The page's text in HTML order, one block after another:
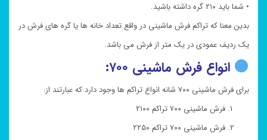
• شما باید ۲۱۰ گره داشته باشید.
بدین معنا که تراکم فرش ماشینی در واقع تعداد خانه ها یا گره های فرش در
یک ردیف عمودی در یک متر از فرش می باشد.
انواع فرش ماشینی ۷۰۰:
برای فرش ماشینی ۷۰۰ شانه انواع تراکم ها وجود دارد که عبارتند از:
فرش ماشینی ۷۰۰ تراکم ۲۱۰۰
فرش ماشینی ۷۰۰ تراکم ۲۲۵۰